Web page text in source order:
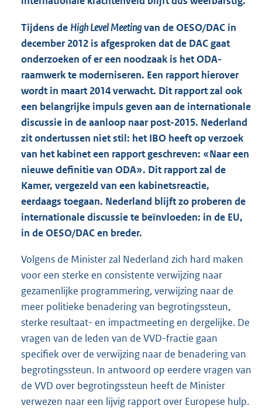
Tijdens de High Level Meetingvan de OESO/DAC in
december 2012 is afgesproken dat de DAC gaat
onderzoeken of er een noodzaak is het ODA-
raamwerk te moderniseren. Een rapport hierover
wordt in maart 2014 verwacht. Dit rapport zal ook
een belangrijke impuls geven aan de internationale
discussie in de aanloop naar post-2015. Nederland
zit ondertussen niet stil: het IBO heeft op verzoek
van het kabinet een rapport geschreven: «Naar een
nieuwe definitie van ODA». Dit rapport zal de
Kamer, vergezeld van een kabinetsreactie,
eerdaags toegaan. Nederland blijft zo proberen de
internationale discussie te beïnvloeden: in de EU,
in de OESO/DAC en breder.
Volgens de Minister zal Nederland zich hard maken
voor een sterke en consistente verwijzing naar
gezamenlijke programmering, verwijzing naar de
meer politieke benadering van begrotingssteun,
sterke resultaat- en impactmeeting en dergelijke. De
vragen van de leden van de VVD-fractie gaan
specifiek over de verwijzing naar de benadering van
begrotingssteun. In antwoord op eerdere vragen van
de VVD over begrotingssteun heeft de Minister
verwezen naar een lijvig rapport over Europese hulp.